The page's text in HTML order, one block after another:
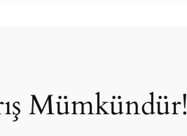
Mümkündür!